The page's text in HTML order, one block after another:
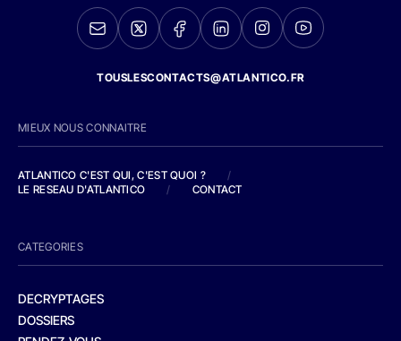
TOUSLESCONTACTS@ATLANTICO.FR
MIEUX NOUS CONNAITRE
ATLANTICO C'EST QUI, C'EST QUOI ?
/
LE RESEAU D'ATLANTICO
/ CONTACT
CATEGORIES
DECRYPTAGES
DOSSIERS